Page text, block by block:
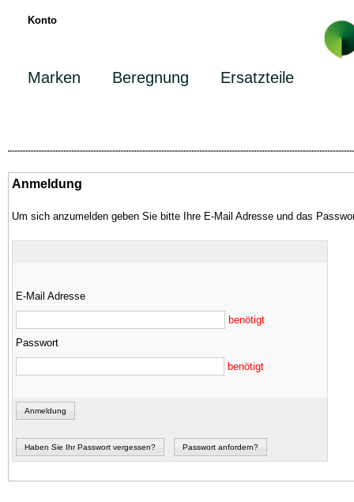
Konto
Marken Beregnung Ersatzteile
Anmeldung
Um sich anzumelden geben Sie bitte Ihre E-Mail Adresse und das
E-Mail Adresse
benötigt
Passwort
benötigt
Anmeldung
Haben Sie Ihr Passwort vergessen? Passwort anfordern?